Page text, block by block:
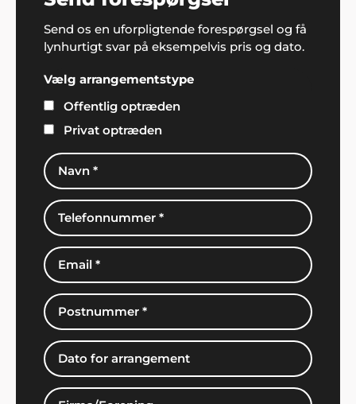
Send os en uforpligtende forespørgsel og få
lynhurtigt svar på eksempelvis pris og dato.
Vælg arrangementstype
Offentlig optræden
Privat optræden
Martin, Hobro
"Vi leder allerede efter påskud for en ny fest. Tusind
tak for alle de gode råd og ideer til festen.